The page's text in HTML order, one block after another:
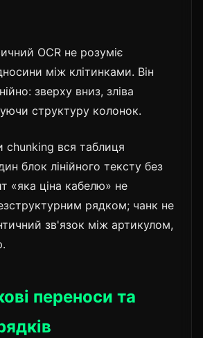
OCR не розуміє
між клітинками. Він
зверху вниз, зліва
структуру колонок.
chunking вся таблиця
блок лінійного тексту без
«яка ціна кабелю» не
рядком; чанк не
зв'язок між артикулом,
переноси та